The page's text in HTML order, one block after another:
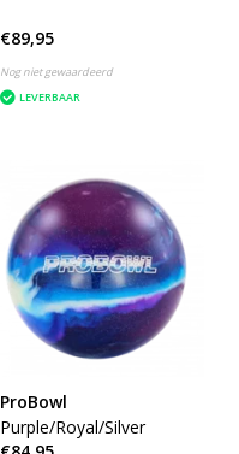
€89,95
Nog niet gewaardeerd
LEVERBAAR
ProBowl
Purple/Royal/Silver